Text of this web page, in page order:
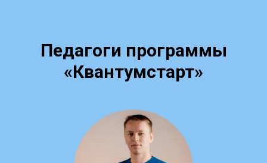
Педагоги программы
«Квантумстарт»